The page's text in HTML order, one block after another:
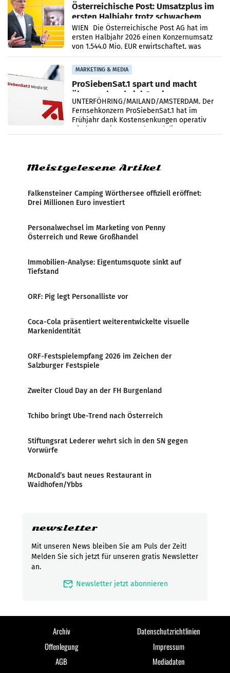
Österreichische Post: Umsatzplus im
ersten Halbjahr trotz schwachem
Briefgeschäft
WIEN Die Österreichische Post AG hat im
ersten Halbjahr 2026 einen Konzernumsatz
von 1.544,0 Mio. EUR erwirtschaftet, was
einem Plus von 3,8 Prozent gegenüber dem
Vergleichszeitraum
MARKETING & MEDIA
ProSiebenSat.1 spart und macht
überraschend viel Gewinn
UNTERFÖHRING/MAILAND/AMSTERDAM. Der
Fernsehkonzern ProSiebenSat.1 hat im
Frühjahr dank Kostensenkungen operativ
wieder Gewinn gemacht und die
Meistgelesene Artikel
Falkensteiner Camping Wörthersee offiziell eröffnet:
Drei Millionen Euro investiert
Personalwechsel im Marketing von Penny
Österreich und Rewe Großhandel
Immobilien-Analyse: Eigentumsquote sinkt auf
Tiefstand
ORF: Pig legt Personalliste vor
Coca-Cola präsentiert weiterentwickelte visuelle
Markenidentität
ORF-Festspielempfang 2026 im Zeichen der
Salzburger Festspiele
Zweiter Cloud Day an der FH Burgenland
Tchibo bringt Ube-Trend nach Österreich
Stiftungsrat Lederer wehrt sich in den SN gegen
Vorwürfe
McDonald’s baut neues Restaurant in
Waidhofen/Ybbs
newsletter
Mit unseren News bleiben Sie am Puls der Zeit!
Melden Sie sich jetzt für unseren gratis Newsletter
an.
mark_email_read Newsletter jetzt abonnieren
Archiv
Datenschutzrichtlinien
Offenlegung
Impressum
AGB
Mediadaten